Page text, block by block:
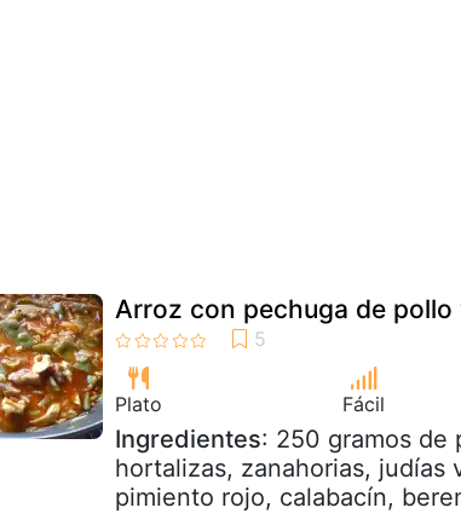
Arroz con pechuga de
Plato Fácil
Ingredientes: 250 gramos de
hortalizas, zanahorias, judías
pimiento rojo, calabacín,